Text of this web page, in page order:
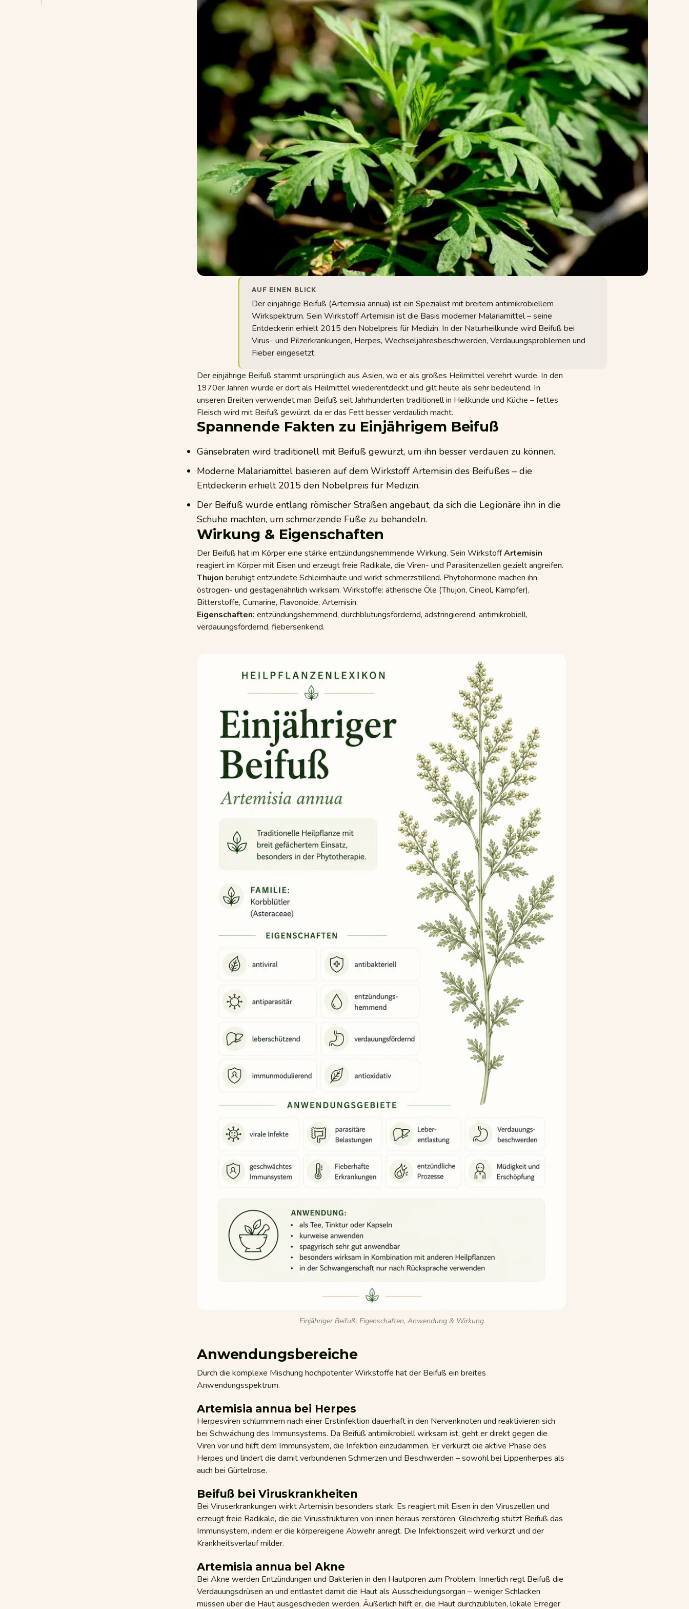
AUF EINEN BLICK
Der einjährige Beifuß (Artemisia annua) ist ein Spezialist mit breitem antimikrobiellem
Wirkspektrum. Sein Wirkstoff Artemisin ist die Basis moderner Malariamittel – seine
Entdeckerin erhielt 2015 den Nobelpreis für Medizin. In der Naturheilkunde wird Beifuß bei
Virus- und Pilzerkrankungen, Herpes, Wechseljahresbeschwerden, Verdauungsproblemen und
Fieber eingesetzt.
Der einjährige Beifuß stammt ursprünglich aus Asien, wo er als großes Heilmittel verehrt wurde. In den
1970er Jahren wurde er dort als Heilmittel wiederentdeckt und gilt heute als sehr bedeutend. In
unseren Breiten verwendet man Beifuß seit Jahrhunderten traditionell in Heilkunde und Küche – fettes
Fleisch wird mit Beifuß gewürzt, da er das Fett besser verdaulich macht.
Spannende Fakten zu Einjährigem Beifuß
Gänsebraten wird traditionell mit Beifuß gewürzt, um ihn besser verdauen zu können.
Moderne Malariamittel basieren auf dem Wirkstoff Artemisin des Beifußes – die
Entdeckerin erhielt 2015 den Nobelpreis für Medizin.
Der Beifuß wurde entlang römischer Straßen angebaut, da sich die Legionäre ihn in die
Schuhe machten, um schmerzende Füße zu behandeln.
Wirkung & Eigenschaften
Der Beifuß hat im Körper eine stärke entzündungshemmende Wirkung. Sein WirkstoffArtemisin
reagiert im Körper mit Eisen und erzeugt freie Radikale, die Viren- und Parasitenzellen gezielt angreifen.
Thujon beruhigt entzündete Schleimhäute und wirkt schmerzstillend. Phytohormone machen ihn
östrogen- und gestagenähnlich wirksam. Wirkstoffe: ätherische Öle (Thujon, Cineol, Kampfer),
Bitterstoffe, Cumarine, Flavonoide, Artemisin.
Eigenschaften: entzündungshemmend, durchblutungsfördernd, adstringierend, antimikrobiell,
verdauungsfördernd, fiebersenkend.
Einjähriger Beifuß: Eigenschaften, Anwendung & Wirkung
Anwendungsbereiche
Durch die komplexe Mischung hochpotenter Wirkstoffe hat der Beifuß ein breites
Anwendungsspektrum.
Artemisia annua bei Herpes
Herpesviren schlummern nach einer Erstinfektion dauerhaft in den Nervenknoten und reaktivieren sich
bei Schwächung des Immunsystems. Da Beifuß antimikrobiell wirksam ist, geht er direkt gegen die
Viren vor und hilft dem Immunsystem, die Infektion einzudämmen. Er verkürzt die aktive Phase des
Herpes und lindert die damit verbundenen Schmerzen und Beschwerden – sowohl bei Lippenherpes als
auch bei Gürtelrose.
Beifuß bei Viruskrankheiten
Bei Viruserkrankungen wirkt Artemisin besonders stark: Es reagiert mit Eisen in den Viruszellen und
erzeugt freie Radikale, die die Virusstrukturen von innen heraus zerstören. Gleichzeitig stützt Beifuß das
Immunsystem, indem er die körpereigene Abwehr anregt. Die Infektionszeit wird verkürzt und der
Krankheitsverlauf milder.
Artemisia annua bei Akne
Bei Akne werden Entzündungen und Bakterien in den Hautporen zum Problem. Innerlich regt Beifuß die
Verdauungsdrüsen an und entlastet damit die Haut als Ausscheidungsorgan – weniger Schlacken
müssen über die Haut ausgeschieden werden. Äußerlich hilft er, die Haut durchzubluten, lokale Erreger